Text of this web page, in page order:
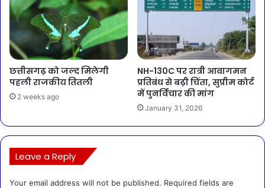
छत्तीसगढ़ को जल्द मिलेगी
पहली राजकीय तितली
2 weeks ago
NH-130C पर रात्री आवागमन
प्रतिबंध से बढ़ी चिंता, सुप्रीम कोर्ट
में पुनर्विचार की मांग
January 31, 2026
Leave a Reply
Your email address will not be published. Required fields are